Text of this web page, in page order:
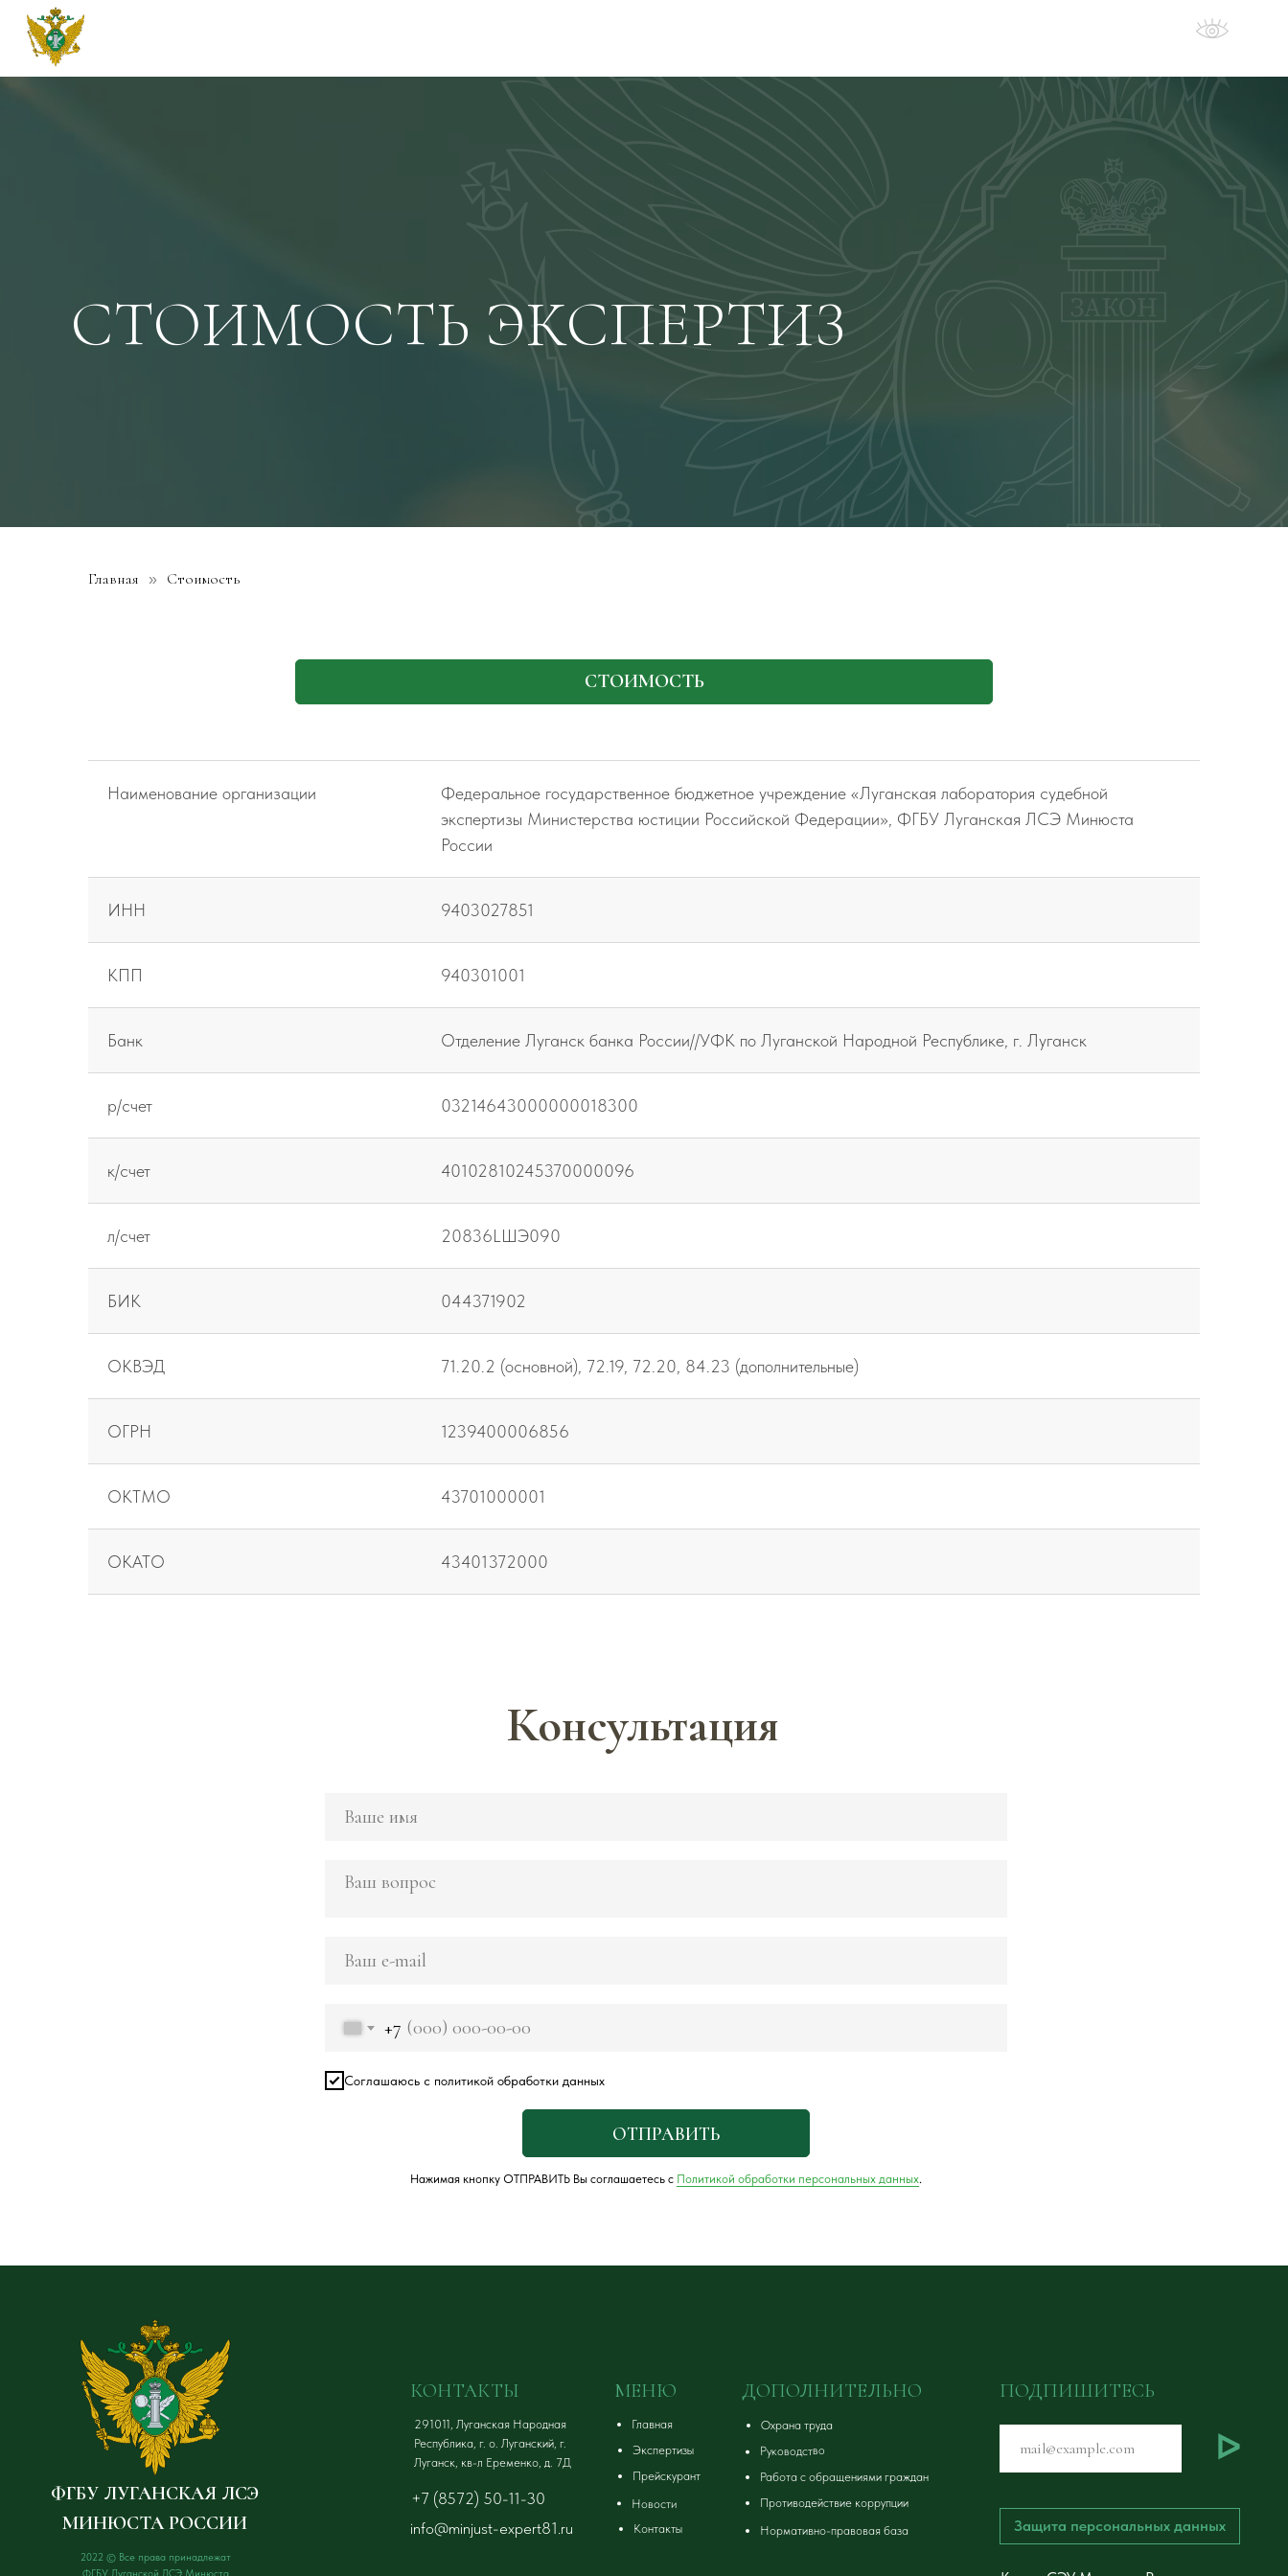
СТОИМОСТЬ ЭКСПЕРТИЗ
Главная » Стоимость
СТОИМОСТЬ
Платежное поручение
Квитанция
Наименование организации
Федеральное государственное бюджетное учреждение «Луганская лаборатория судебной
экспертизы Министерства юстиции Российской Федерации», ФГБУ Луганская ЛСЭ Минюста
России
ИНН 9403027851
КПП 940301001
Банк Отделение Луганск банка России//УФК по Луганской Народной Республике, г. Луганск
р/счет 03214643000000018300
к/счет 40102810245370000096
л/счет 20836LШЭ090
БИК 044371902
ОКВЭД 71.20.2 (основной), 72.19, 72.20, 84.23 (дополнительные)
ОГРН 1239400006856
ОКТМО 43701000001
ОКАТО 43401372000
Консультация
+7
Соглашаюсь с политикой обработки данных
ОТПРАВИТЬ
Нажимая кнопку ОТПРАВИТЬ Вы соглашаетесь с Политикой обработки персональных данных.
МЕНЮ
Главная
Экспертизы
Прейскурант
Новости
Контакты
Охрана труда
Руководство
Работа с обращениями граждан
ДОПОЛНИТЕЛЬНО ПОДПИШИТЕСЬ
ᐅ
info@minjust-expert81.ru
+7 (8572) 50-11-30
291011, Луганская Народная
Республика, г. о. Луганский, г.
Луганск, кв-л Еременко, д. 7Д
КОНТАКТЫ
Противодействие коррупции
Защита персональных данных
ФГБУ ЛУГАНСКАЯ ЛСЭ
МИНЮСТА РОССИИ
2022 © Все права принадлежат
Нормативно-правовая база